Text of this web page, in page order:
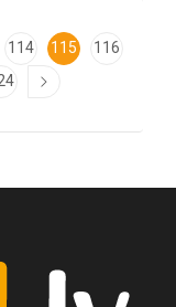
114 115
116